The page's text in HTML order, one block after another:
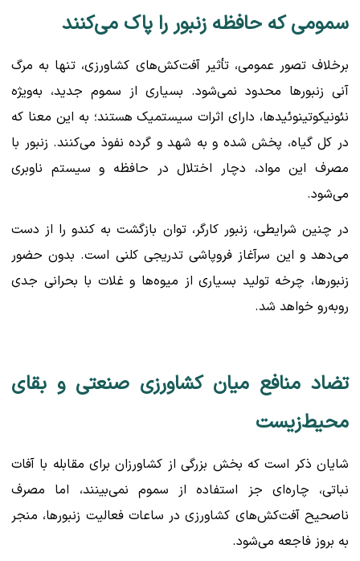
سمومی که حافظه زنبور را پاک می‌کنند
برخلاف تصور عمومی، تأثیر آفت‌کش‌های کشاورزی، تنها به مرگ
آنی زنبورها محدود نمی‌شود. بسیاری از سموم جدید، به‌ویژه
نئونیکوتینوئیدها، دارای اثرات سیستمیک هستند؛ به این معنا که
در کل گیاه، پخش شده و به شهد و گرده نفوذ می‌کنند. زنبور با
مصرف این مواد، دچار اختلال در حافظه و سیستم ناوبری
می‌شود.
در چنین شرایطی، زنبور کارگر، توان بازگشت به کندو را از دست
می‌دهد و این سرآغاز فروپاشی تدریجی کلنی است. بدون حضور
زنبورها، چرخه تولید بسیاری از میوه‌ها و غلات با بحرانی جدی
روبه‌رو خواهد شد.
تضاد منافع میان کشاورزی صنعتی و بقای
محیط‌زیست
شایان ذکر است که بخش بزرگی از کشاورزان برای مقابله با آفات
نباتی، چاره‌ای جز استفاده از سموم نمی‌بینند، اما مصرف
ناصحیح آفت‌کش‌های کشاورزی در ساعات فعالیت زنبورها، منجر
به بروز فاجعه می‌شود.